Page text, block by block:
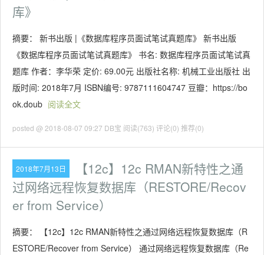
库》
摘要： 新书出版 |《数据库程序员面试笔试真题库》 新书出版
《数据库程序员面试笔试真题库》 书名: 数据库程序员面试笔试真
题库 作者：李华荣 定价: 69.00元 出版社名称: 机械工业出版社 出
版时间: 2018年7月 ISBN编号: 9787111604747 豆瓣：https://bo
ok.doub 阅读全文
posted @ 2018-08-07 09:27 DB宝 阅读(763) 评论(0) 推荐(0)
2018年7月13日
【12c】12c RMAN新特性之通
过网络远程恢复数据库（RESTORE/Recov
er from Service）
摘要： 【12c】12c RMAN新特性之通过网络远程恢复数据库（R
ESTORE/Recover from Service） 通过网络远程恢复数据库（Re